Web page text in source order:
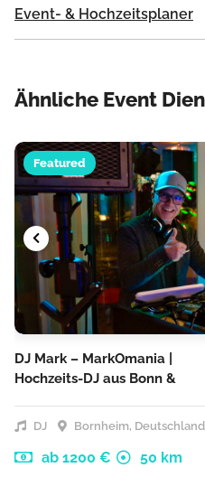
Event- & Hochzeitsplaner
Ähnliche Event
Featured
DJ Mark – MarkOmania |
Hochzeits-DJ aus Bonn &
DJ Bornheim, Deutschland
ab 1200 € 50 km